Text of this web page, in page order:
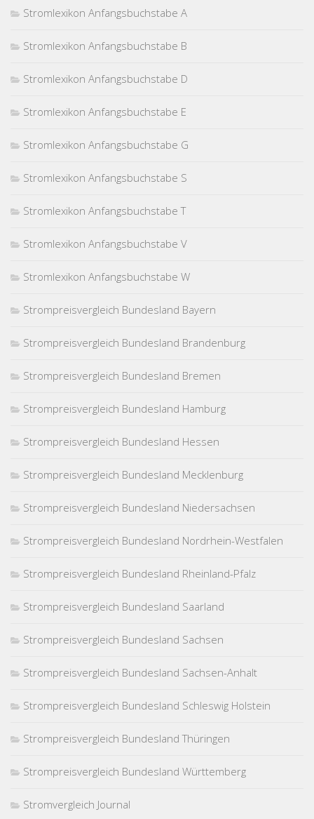
Stromlexikon Anfangsbuchstabe A
Stromlexikon Anfangsbuchstabe B
Stromlexikon Anfangsbuchstabe D
Stromlexikon Anfangsbuchstabe E
Stromlexikon Anfangsbuchstabe G
Stromlexikon Anfangsbuchstabe S
Stromlexikon Anfangsbuchstabe T
Stromlexikon Anfangsbuchstabe V
Stromlexikon Anfangsbuchstabe W
Strompreisvergleich Bundesland Bayern
Strompreisvergleich Bundesland Brandenburg
Strompreisvergleich Bundesland Bremen
Strompreisvergleich Bundesland Hamburg
Strompreisvergleich Bundesland Hessen
Strompreisvergleich Bundesland Mecklenburg
Strompreisvergleich Bundesland Niedersachsen
Strompreisvergleich Bundesland Nordrhein-Westfalen
Strompreisvergleich Bundesland Rheinland-Pfalz
Strompreisvergleich Bundesland Saarland
Strompreisvergleich Bundesland Sachsen
Strompreisvergleich Bundesland Sachsen-Anhalt
Strompreisvergleich Bundesland Schleswig Holstein
Strompreisvergleich Bundesland Thüringen
Strompreisvergleich Bundesland Württemberg
Stromvergleich Journal